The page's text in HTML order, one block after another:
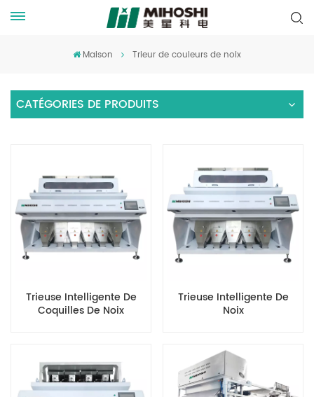
Maison Trieur de couleurs de noix
CATÉGORIES DE PRODUITS
Trieuse Intelligente De
Coquilles De Noix
Trieuse Intelligente De
Noix